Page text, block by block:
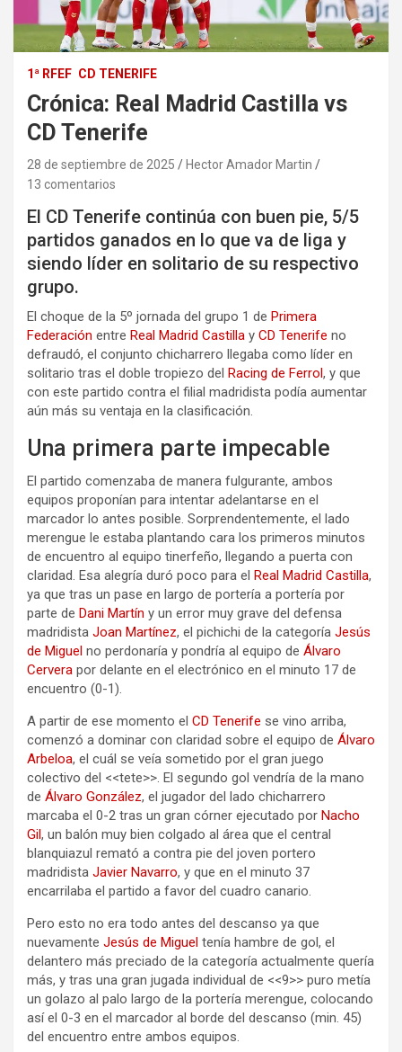
1ª RFEF CD TENERIFE
Crónica: Real Madrid Castilla vs
CD Tenerife
28 de septiembre de 2025
Hector Amador Martin
13 comentarios
El CD Tenerife continúa con buen pie, 5/5
partidos ganados en lo que va de liga y
siendo líder en solitario de su respectivo
grupo.
El choque de la 5º jornada del grupo 1 de Primera
Federación entre Real Madrid Castilla y CD Tenerife no
defraudó, el conjunto chicharrero llegaba como líder en
solitario tras el doble tropiezo del Racing de Ferrol , y que
con este partido contra el filial madridista podía aumentar
aún más su ventaja en la clasificación.
Una primera parte impecable
El partido comenzaba de manera fulgurante, ambos
equipos proponían para intentar adelantarse en el
marcador lo antes posible. Sorprendentemente, el lado
merengue le estaba plantando cara los primeros minutos
de encuentro al equipo tinerfeño, llegando a puerta con
claridad. Esa alegría duró poco para el Real Madrid Castilla,
ya que tras un pase en largo de portería a portería por
parte de Dani Martín y un error muy grave del defensa
madridista Joan Martínez, el pichichi de la categoría Jesús
de Miguel no perdonaría y pondría al equipo de Álvaro
Cervera por delante en el electrónico en el minuto 17 de
encuentro (0-1).
A partir de ese momento el CD Tenerife se vino arriba,
comenzó a dominar con claridad sobre el equipo de Álvaro
Arbeloa, el cuál se veía sometido por el gran juego
colectivo del <<tete>>. El segundo gol vendría de la mano
de Álvaro González, el jugador del lado chicharrero
marcaba el 0-2 tras un gran córner ejecutado por Nacho
Gil, un balón muy bien colgado al área que el central
blanquiazul remató a contra pie del joven portero
madridista Javier Navarro, y que en el minuto 37
encarrilaba el partido a favor del cuadro canario.
Pero esto no era todo antes del descanso ya que
nuevamente Jesús de Miguel tenía hambre de gol, el
delantero más preciado de la categoría actualmente quería
más, y tras una gran jugada individual de <<9>> puro metía
un golazo al palo largo de la portería merengue, colocando
así el 0-3 en el marcador al borde del descanso (min. 45)
del encuentro entre ambos equipos.